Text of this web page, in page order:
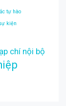
tự hào
kiện
chí nội bộ